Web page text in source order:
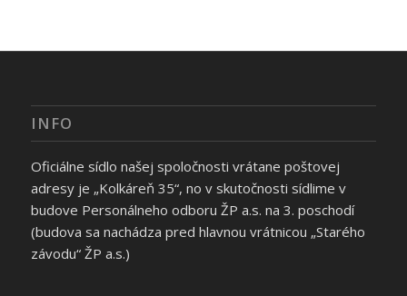
INFO
Oficiálne sídlo našej spoločnosti vrátane poštovej
adresy je „Kolkáreň 35“, no v skutočnosti sídlime v
budove Personálneho odboru ŽP a.s. na 3. poschodí
(budova sa nachádza pred hlavnou vrátnicou „Starého
závodu“ ŽP a.s.)